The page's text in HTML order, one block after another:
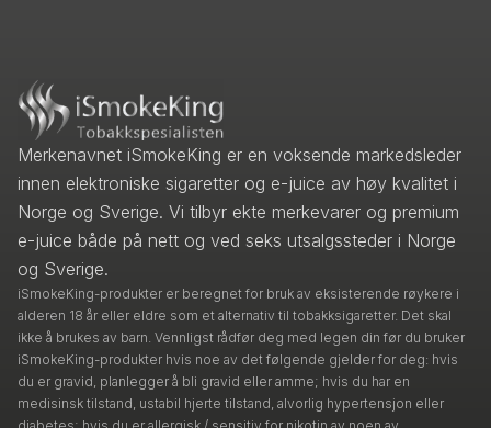
Merkenavnet iSmokeKing er en voksende markedsleder
innen elektroniske sigaretter og e-juice av høy kvalitet i
Norge og Sverige. Vi tilbyr ekte merkevarer og premium
e-juice både på nett og ved seks utsalgssteder i Norge
og Sverige.
iSmokeKing-produkter er beregnet for bruk av eksisterende røykere i
alderen 18 år eller eldre som et alternativ til tobakksigaretter. Det skal
ikke å brukes av barn. Vennligst rådfør deg med legen din før du bruker
iSmokeKing-produkter hvis noe av det følgende gjelder for deg: hvis
du er gravid, planlegger å bli gravid eller amme; hvis du har en
medisinsk tilstand, ustabil hjerte tilstand, alvorlig hypertensjon eller